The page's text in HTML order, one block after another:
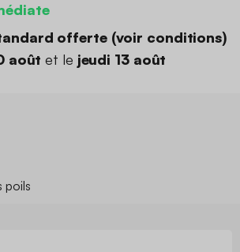
offerte (voir conditions)
août et le jeudi 13 août
poils